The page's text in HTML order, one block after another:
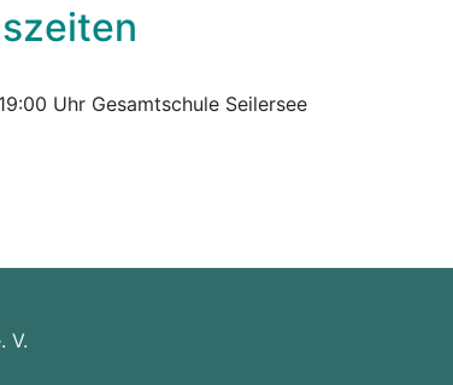
Uhr Gesamtschule Seilersee
V.